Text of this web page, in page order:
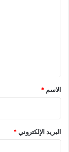
*
الاسم *
البريد الإلكتروني*